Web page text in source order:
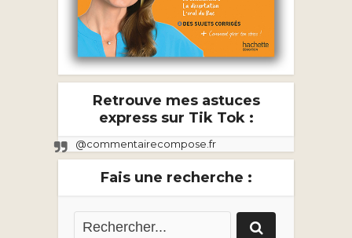
Retrouve mes astuces
express sur Tik Tok :
@commentairecompose.fr
Fais une recherche :